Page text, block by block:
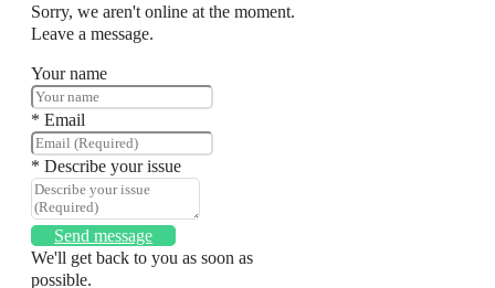
Sorry, we aren't online at the moment.
Leave a message.
Your name
* Email
* Describe your issue
Send message
We'll get back to you as soon as
possible.